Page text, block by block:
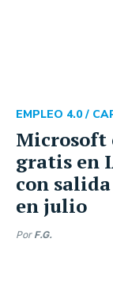
Microsoft
gratis en
con
en julio
EMPLEO 4.0 /
Por F.G.